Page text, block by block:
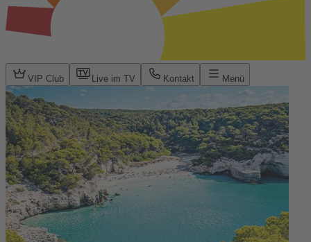
VIP Club Live im TV Kontakt Menü